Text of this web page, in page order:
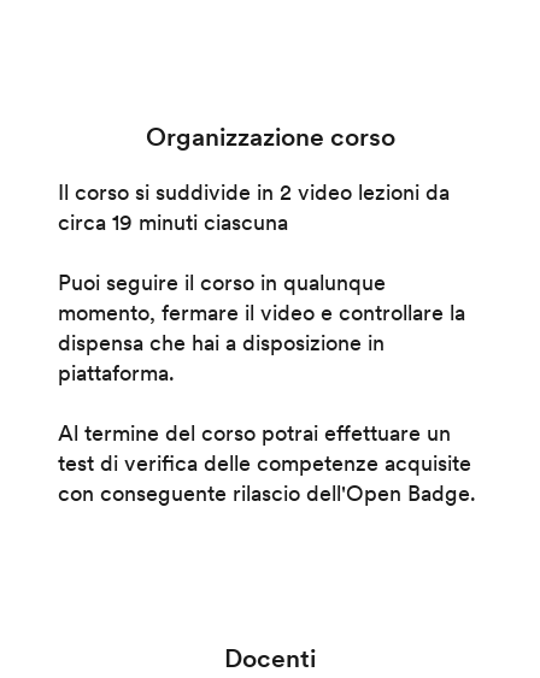
Organizzazione corso
Il corso si suddivide in 2 video lezioni da
circa 19 minuti ciascuna
Puoi seguire il corso in qualunque
momento, fermare il video e controllare la
dispensa che hai a disposizione in
piattaforma.
Al termine del corso potrai effettuare un
test di verifica delle competenze acquisite
con conseguente rilascio dell'Open Badge.
Docenti